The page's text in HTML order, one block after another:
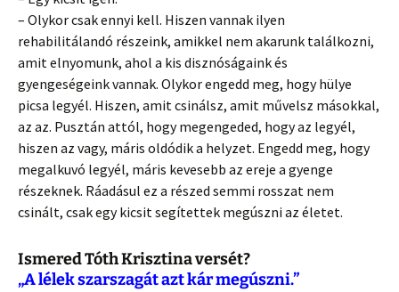
– Olykor csak ennyi kell. Hiszen vannak ilyen
rehabilitálandó részeink, amikkel nem akarunk találkozni,
amit elnyomunk, ahol a kis disznóságaink és
gyengeségeink vannak. Olykor engedd meg, hogy hülye
picsa legyél. Hiszen, amit csinálsz, amit művelsz másokkal,
az az. Pusztán attól, hogy megengeded, hogy az legyél,
hiszen az vagy, máris oldódik a helyzet. Engedd meg, hogy
megalkuvó legyél, máris kevesebb az ereje a gyenge
részeknek. Ráadásul ez a részed semmi rosszat nem
csinált, csak egy kicsit segítettek megúszni az életet.
Ismered Tóth Krisztina versét?
„A lélek szarszagát azt kár megúszni.”